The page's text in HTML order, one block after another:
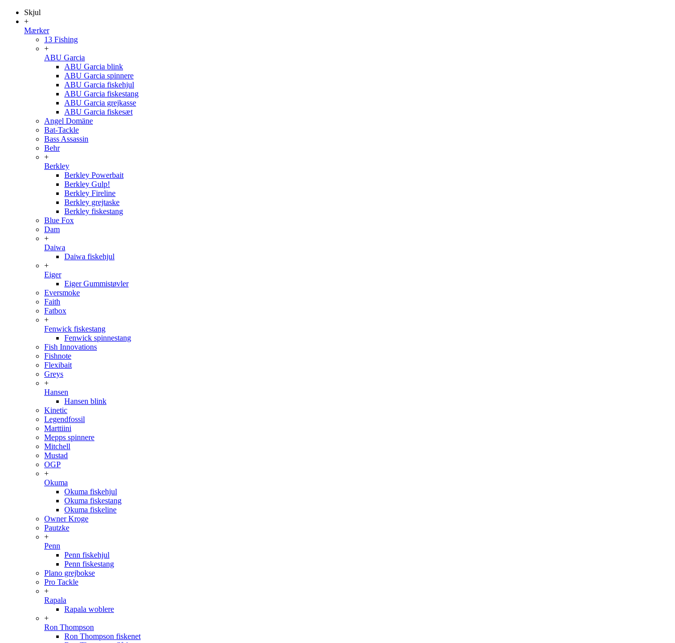
Skjul
+
Mærker
13 Fishing
+
ABU Garcia
ABU Garcia blink
ABU Garcia spinnere
ABU Garcia fiskehjul
ABU Garcia fiskestang
ABU Garcia grejkasse
ABU Garcia fiskesæt
Angel Domäne
Bat-Tackle
Bass Assassin
Behr
+
Berkley
Berkley Powerbait
Berkley Gulp!
Berkley Fireline
Berkley grejtaske
Berkley fiskestang
Blue Fox
Dam
+
Daiwa
Daiwa fiskehjul
+
Eiger
Eiger Gummistøvler
Eversmoke
Faith
Fatbox
+
Fenwick fiskestang
Fenwick spinnestang
Fish Innovations
Fishnote
Flexibait
Greys
+
Hansen
Hansen blink
Kinetic
Legendfossil
Marttiini
Mepps spinnere
Mitchell
Mustad
OGP
+
Okuma
Okuma fiskehjul
Okuma fiskestang
Okuma fiskeline
Owner Kroge
Pautzke
+
Penn
Penn fiskehjul
Penn fiskestang
Plano grejbokse
Pro Tackle
+
Rapala
Rapala woblere
+
Ron Thompson
Ron Thompson fiskenet